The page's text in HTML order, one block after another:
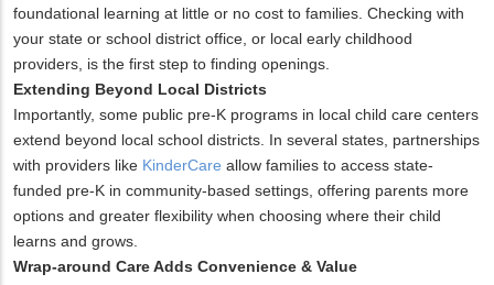
foundational learning at little or no cost to families. Checking with
your state or school district office, or local early childhood
providers, is the first step to finding openings.
Extending Beyond Local Districts
Importantly, some public pre-K programs in local child care centers
extend beyond local school districts. In several states, partnerships
with providers like KinderCare allow families to access state-
funded pre-K in community-based settings, offering parents more
options and greater flexibility when choosing where their child
learns and grows.
Wrap-around Care Adds Convenience & Value